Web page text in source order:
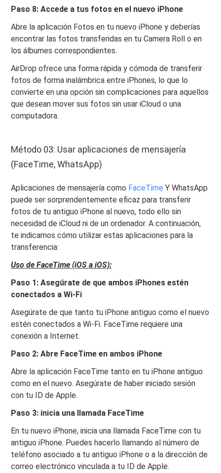
Paso 8: Accede a tus fotos en el nuevo iPhone
Abre la aplicación Fotos en tu nuevo iPhone y deberías
encontrar las fotos transferidas en tu Camera Roll o en
los álbumes correspondientes.
AirDrop ofrece una forma rápida y cómoda de transferir
fotos de forma inalámbrica entre iPhones, lo que lo
convierte en una opción sin complicaciones para aquellos
que desean mover sus fotos sin usar iCloud o una
computadora.
Método 03: Usar aplicaciones de mensajería
(FaceTime, WhatsApp)
Aplicaciones de mensajería como FaceTime Y WhatsApp
puede ser sorprendentemente eficaz para transferir
fotos de tu antiguo iPhone al nuevo, todo ello sin
necesidad de iCloud ni de un ordenador. A continuación,
te indicamos cómo utilizar estas aplicaciones para la
transferencia:
Uso de FaceTime (iOS a iOS):
Paso 1: Asegúrate de que ambos iPhones estén
conectados a Wi-Fi
Asegúrate de que tanto tu iPhone antiguo como el nuevo
estén conectados a Wi-Fi. FaceTime requiere una
conexión a Internet.
Paso 2: Abre FaceTime en ambos iPhone
Abre la aplicación FaceTime tanto en tu iPhone antiguo
como en el nuevo. Asegúrate de haber iniciado sesión
con tu ID de Apple.
Paso 3: inicia una llamada FaceTime
En tu nuevo iPhone, inicia una llamada FaceTime con tu
antiguo iPhone. Puedes hacerlo llamando al número de
teléfono asociado a tu antiguo iPhone o a la dirección de
correo electrónico vinculada a tu ID de Apple.